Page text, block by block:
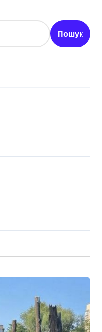
Пошук